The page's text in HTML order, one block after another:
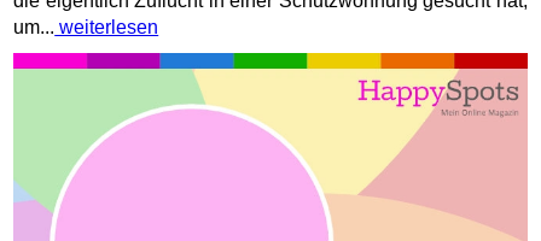
um... weiterlesen